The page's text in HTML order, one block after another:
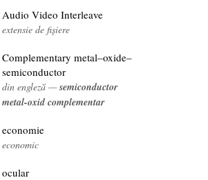
Audio Video Interleave
extensie de fișiere
Complementary metal–oxide–
semiconductor
din engleză —semiconductor
metal-oxid complementar
economie
economic
ocular